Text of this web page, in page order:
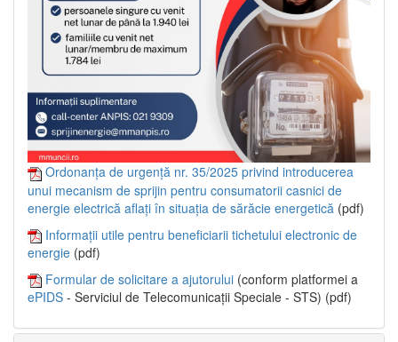
Ordonanța de urgență nr. 35/2025 privind introducerea
unui mecanism de sprijin pentru consumatorii casnici de
energie electrică aflați în situația de sărăcie energetică (pdf)
Informații utile pentru beneficiarii tichetului electronic de
energie (pdf)
Formular de solicitare a ajutorului (conform platformei a
ePIDS - Serviciul de Telecomunicații Speciale - STS) (pdf)